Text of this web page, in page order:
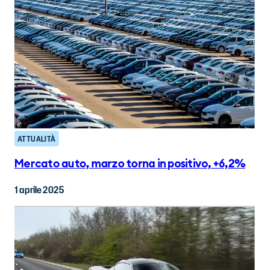
ATTUALITÀ
Mercato auto, marzo torna in positivo, +6,2%
1 aprile 2025